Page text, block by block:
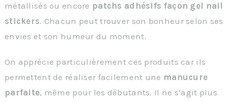
métallisés ou encore patchs adhésifs façon gel nail
stickers. Chacun peut trouver son bonheur selon ses
envies et son humeur du moment.
On apprécie particulièrement ces produits car ils
permettent de réaliser facilement une manucure
parfaite, même pour les débutants. Il ne s’agit plus